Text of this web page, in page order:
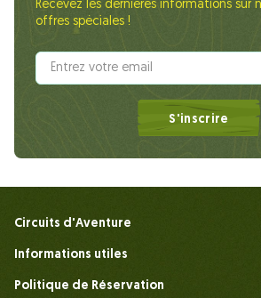
Recevez les dernières informations sur
offres spéciales !
S'inscrire
Circuits d'Aventure
Informations utiles
Politique de Réservation